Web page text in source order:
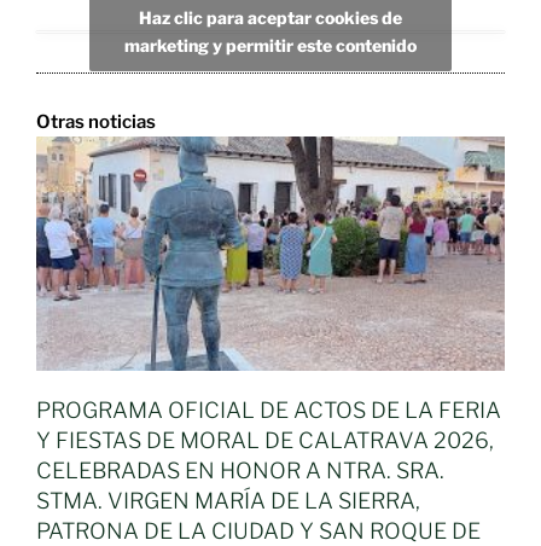
Haz clic para aceptar cookies de
marketing y permitir este contenido
Otras noticias
PROGRAMA OFICIAL DE ACTOS DE LA FERIA
Y FIESTAS DE MORAL DE CALATRAVA 2026,
CELEBRADAS EN HONOR A NTRA. SRA.
STMA. VIRGEN MARÍA DE LA SIERRA,
PATRONA DE LA CIUDAD Y SAN ROQUE DE